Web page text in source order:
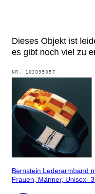
Dieses Objekt ist
es gibt noch viel zu
NR. 103095057
Bernstein Lederarmband
Frauen, Männer, Unisex-